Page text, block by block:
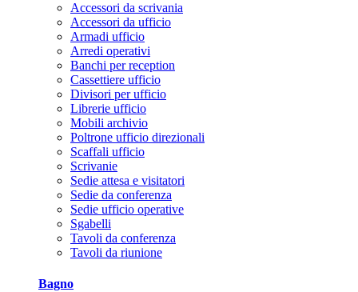
Accessori da scrivania
Accessori da ufficio
Armadi ufficio
Arredi operativi
Banchi per reception
Cassettiere ufficio
Divisori per ufficio
Librerie ufficio
Mobili archivio
Poltrone ufficio direzionali
Scaffali ufficio
Scrivanie
Sedie attesa e visitatori
Sedie da conferenza
Sedie ufficio operative
Sgabelli
Tavoli da conferenza
Tavoli da riunione
Bagno